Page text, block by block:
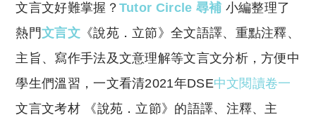
p
y
Li
n
at
s
A
p
文言文好難掌握？ Tutor Circle 尋補 小編整理了
熱門文言文《說苑．立節》全文語譯、重點注釋、
主旨、寫作手法及文意理解等文言文分析，方便中
學生們溫習，一文看清2021年DSE中文閱讀卷一
文言文考材 《說苑．立節》的語譯、注釋、主